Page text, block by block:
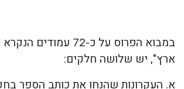
במבוא הפרוס על כ-72
ארץ", יש שלושה חלקים:
א. העקרונות שהנחו את כותב הספר